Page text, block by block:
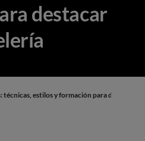
destacar
técnicas, estilos y formación para destacar